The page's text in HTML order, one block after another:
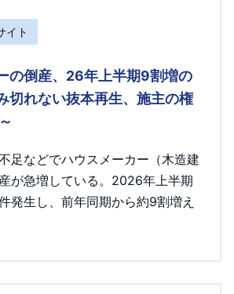
イト
の倒産、26年上半期9割増の
れない抜本再生、施主の権
足などでハウスメーカー（木造建
が急増している。2026年上半期
発生し、前年同期から約9割増え